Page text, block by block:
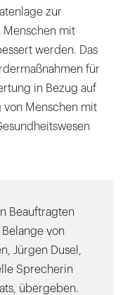
zur
Menschen mit
werden. Das
für
in Bezug auf
von Menschen mit
Beauftragten
von
Jürgen Dusel,
Sprecherin
übergeben.